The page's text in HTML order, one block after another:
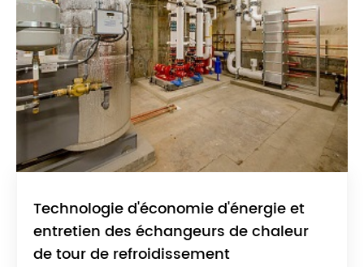
Technologie d'économie d'énergie et
entretien des échangeurs de chaleur
de tour de refroidissement